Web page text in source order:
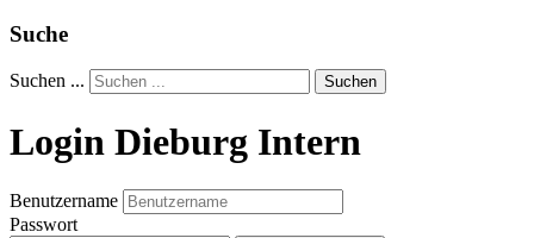
Suche
Suchen ... Suchen
Login Dieburg Intern
Benutzername
Passwort